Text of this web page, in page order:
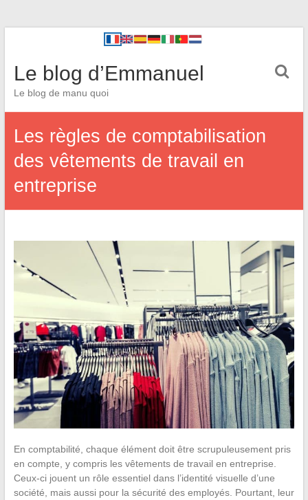
Le blog d’Emmanuel
Le blog de manu quoi
Les règles de comptabilisation
des vêtements de travail en
entreprise
En comptabilité, chaque élément doit être scrupuleusement pris
en compte, y compris les vêtements de travail en entreprise.
Ceux-ci jouent un rôle essentiel dans l’identité visuelle d’une
société, mais aussi pour la sécurité des employés. Pourtant, leur